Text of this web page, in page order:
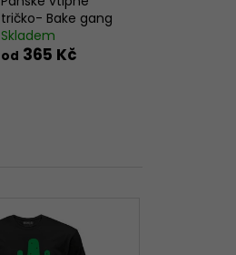
tričko- Bake gang
Skladem
od 365 Kč